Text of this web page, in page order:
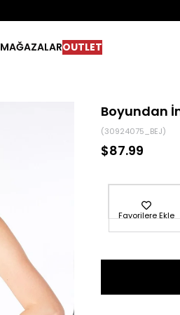
MAĞAZALAROUTLET
Boyundan
(30924075_BEJ)
$87.99
Favorilere Ekle